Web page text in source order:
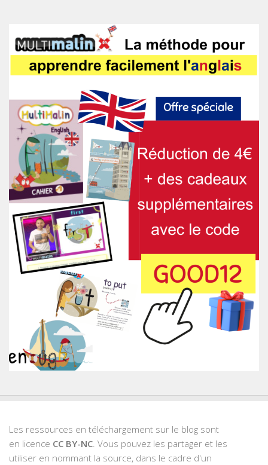
Les ressources en téléchargement sur le blog sont
en licence CC BY-NC. Vous pouvez les partager et les
utiliser en nommant la source, dans le cadre d'un